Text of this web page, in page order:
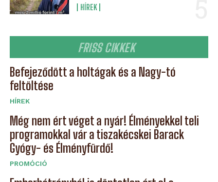
HÍREK
FRISS CIKKEK
Befejeződött a holtágak és a Nagy-tó
feltöltése
HÍREK
Még nem ért véget a nyár! Élményekkel teli
programokkal vár a tiszakécskei Barack
Gyógy- és Élményfürdő!
PROMÓCIÓ